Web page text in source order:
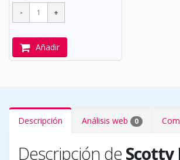
Añadir
Descripción Análisis web 0
Descripción deScotty